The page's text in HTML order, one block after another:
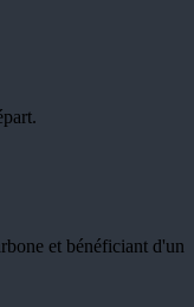
et bénéficiant d'un